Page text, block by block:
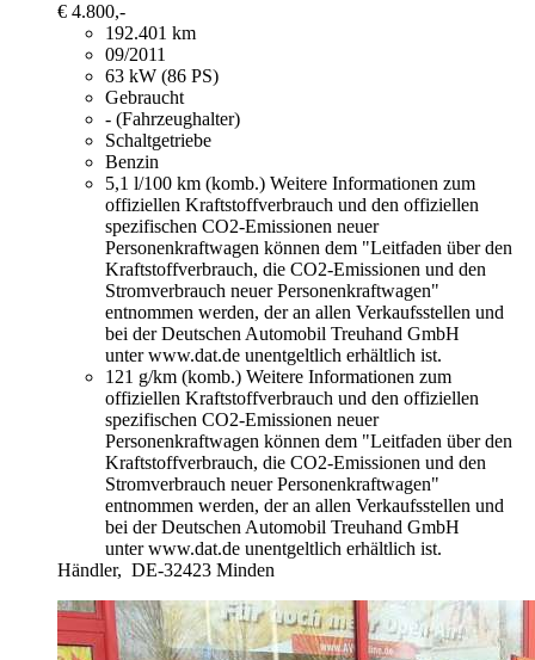
€ 4.800,-
192.401 km
09/2011
63 kW (86 PS)
Gebraucht
- (Fahrzeughalter)
Schaltgetriebe
Benzin
5,1 l/100 km (komb.) Weitere Informationen zum
offiziellen Kraftstoffverbrauch und den offiziellen
spezifischen CO2-Emissionen neuer
Personenkraftwagen können dem "Leitfaden über den
Kraftstoffverbrauch, die CO2-Emissionen und den
Stromverbrauch neuer Personenkraftwagen"
entnommen werden, der an allen Verkaufsstellen und
bei der Deutschen Automobil Treuhand GmbH
unter www.dat.de unentgeltlich erhältlich ist.
121 g/km (komb.) Weitere Informationen zum
offiziellen Kraftstoffverbrauch und den offiziellen
spezifischen CO2-Emissionen neuer
Personenkraftwagen können dem "Leitfaden über den
Kraftstoffverbrauch, die CO2-Emissionen und den
Stromverbrauch neuer Personenkraftwagen"
entnommen werden, der an allen Verkaufsstellen und
bei der Deutschen Automobil Treuhand GmbH
unter www.dat.de unentgeltlich erhältlich ist.
Händler, DE-32423 Minden